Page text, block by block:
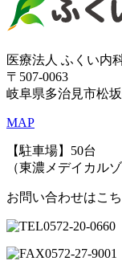
医療法人 ふくい内
〒507-0063
岐阜県多治見市松
MAP
【駐車場】50台
（東濃メデイカル
お問い合わせはこ
0572-20-0660
0572-27-9001